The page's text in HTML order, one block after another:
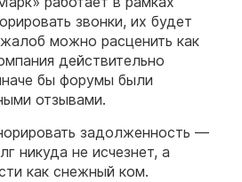
звонки, их будет
можно расценить как
действительно
бы форумы были
отзывами.
задолженность —
никуда не исчезнет, а
как снежный ком.